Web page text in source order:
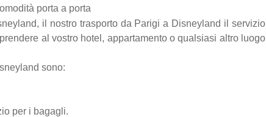
porta a porta
il nostro trasporto da Parigi a Disneyland il servizio
al vostro hotel, appartamento o qualsiasi altro luogo
sono:
per i bagagli.